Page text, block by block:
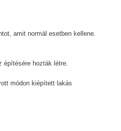
amit normál esetben kellene.
hozták létre.
módon kiépített lakás